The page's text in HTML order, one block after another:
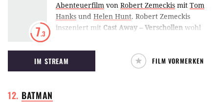
7.3
Abenteuerfilm von Robert Zemeckis mit Tom
Hanks und Helen Hunt. Robert Zemeckis
inszeniert mit Cast Away – Verschollen wohl
Tom Hanks auf einer einsamen Insel strandet
und alleine überleben muss – mit einem
Volleyball namens Wilson.
IM STREAM FILM VORMERKEN
BATMAN